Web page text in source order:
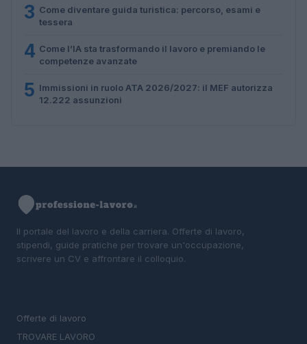
3 Come diventare guida turistica: percorso, esami e
tessera
4 Come l’IA sta trasformando il lavoro e premiando le
competenze avanzate
5 Immissioni in ruolo ATA 2026/2027: il MEF autorizza
12.222 assunzioni
Il portale del lavoro e della carriera. Offerte di lavoro,
stipendi, guide pratiche per trovare un'occupazione,
scrivere un CV e affrontare il colloquio.
Offerte di lavoro
TROVARE LAVORO